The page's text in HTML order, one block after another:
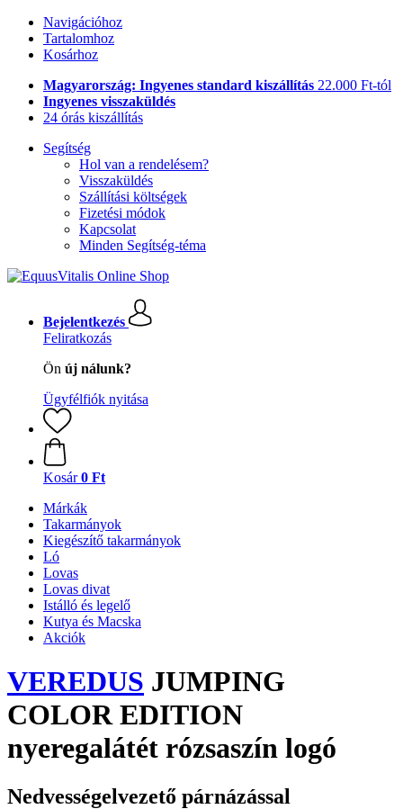
Navigációhoz
Tartalomhoz
Kosárhoz
Magyarország: Ingyenes standard kiszállítás 22.000 Ft-tól
Ingyenes visszaküldés
24 órás kiszállítás
Segítség
Hol van a rendelésem?
Visszaküldés
Szállítási költségek
Fizetési módok
Kapcsolat
Minden Segítség-téma
Bejelentkezés
Feliratkozás
Ön új nálunk?
Ügyfélfiók nyitása
Kosár 0 Ft
Márkák
Takarmányok
Kiegészítő takarmányok
Ló
Lovas
Lovas divat
Istálló és legelő
Kutya és Macska
Akciók
VEREDUS JUMPING
COLOR EDITION
nyeregalátét rózsaszín logó
Nedvességelvezető párnázással